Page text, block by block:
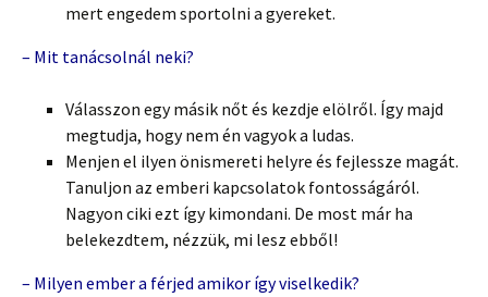
mert engedem sportolni a gyereket.
– Mit tanácsolnál neki?
Válasszon egy másik nőt és kezdje elölről. Így majd
megtudja, hogy nem én vagyok a ludas.
Menjen el ilyen önismereti helyre és fejlessze magát.
Tanuljon az emberi kapcsolatok fontosságáról.
Nagyon ciki ezt így kimondani. De most már ha
belekezdtem, nézzük, mi lesz ebből!
– Milyen ember a férjed amikor így viselkedik?